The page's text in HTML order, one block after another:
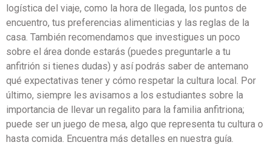
logística del viaje, como la hora de llegada, los puntos de
encuentro, tus preferencias alimenticias y las reglas de la
casa. También recomendamos que investigues un poco
sobre el área donde estarás (puedes preguntarle a tu
anfitrión si tienes dudas) y así podrás saber de antemano
qué expectativas tener y cómo respetar la cultura local. Por
último, siempre les avisamos a los estudiantes sobre la
importancia de llevar un regalito para la familia anfitriona;
puede ser un juego de mesa, algo que representa tu cultura o
hasta comida. Encuentra más detalles en nuestra guía.